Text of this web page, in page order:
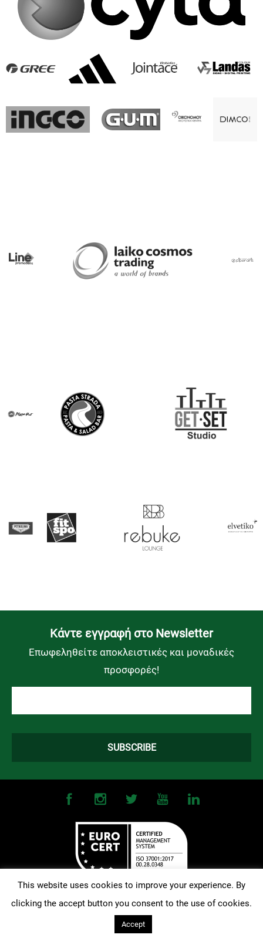
Kάντε εγγραφή στο Newsletter
Επωφεληθείτε αποκλειστικές και μοναδικές
προσφορές!
©2026OMONOIA FC. All Rights Reserved | Terms and Conditions|
This website uses cookies to improve your experience. By
clicking the accept button you consent to the use of cookies.
Accept